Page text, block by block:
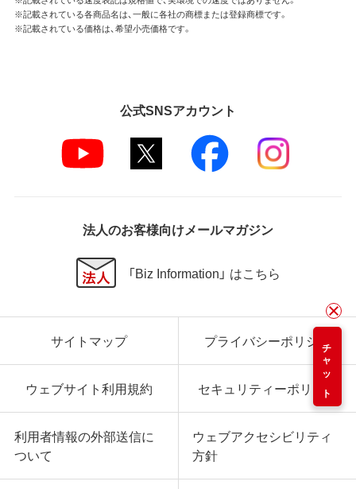
チャット
※記載されている各商品名は、一般に各社の商標または登録商標です。
※記載されている価格は、希望小売価格です。
公式SNSアカウント
法人のお客様向けメールマガジン
「Biz Information」 はこちら
サイトマップ プライバシーポリシー
ウェブサイト利用規約 セキュリティーポリシー
利用者情報の外部送信に
ついて
ウェブアクセシビリティ
方針